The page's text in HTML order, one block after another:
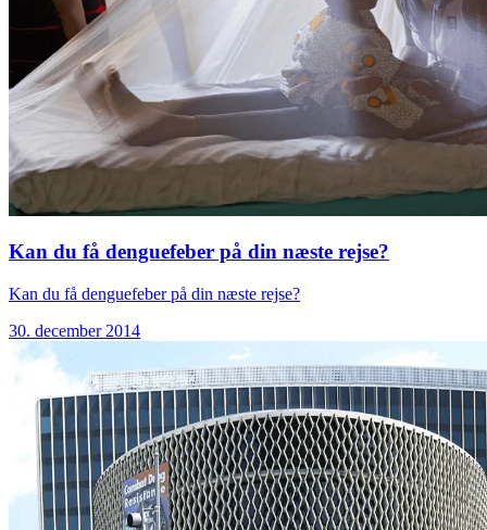
Kan du få denguefeber på din næste rejse?
Kan du få denguefeber på din næste rejse?
30. december 2014